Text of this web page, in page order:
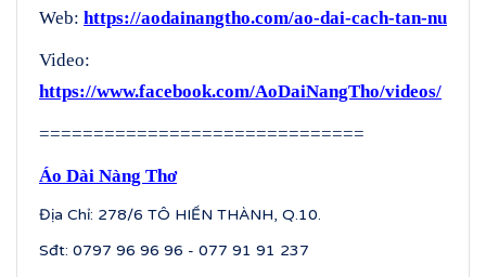
Web: https://aodainangtho.com/ao-dai-cach-tan-nu
Video:
https://www.facebook.com/AoDaiNangTho/videos/
==============================
Áo Dài Nàng Thơ
Địa Chỉ: 278/6 TÔ HIẾN THÀNH, Q.10.
Sđt: 0797 96 96 96 - 077 91 91 237